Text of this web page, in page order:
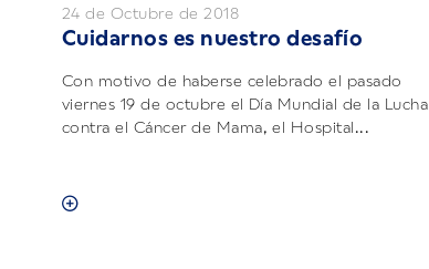
24 de Octubre de 2018
Cuidarnos es nuestro desafío
Con motivo de haberse celebrado el pasado
viernes 19 de octubre el Día Mundial de la Lucha
contra el Cáncer de Mama, el Hospital...